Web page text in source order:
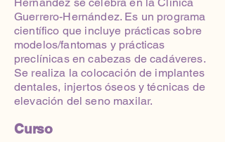
Guerrero-Hernández. Es un programa
científico que incluye prácticas sobre
modelos/fantomas y prácticas
preclínicas en cabezas de cadáveres.
Se realiza la colocación de implantes
dentales, injertos óseos y técnicas de
elevación del seno maxilar.
Curso